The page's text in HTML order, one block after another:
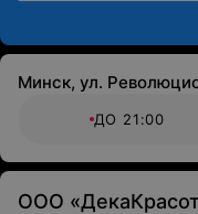
Минск, ул.
ДО 21:00
ООО